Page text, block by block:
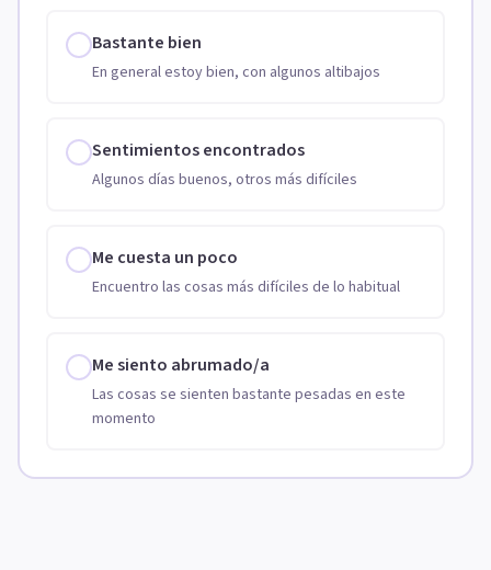
Bastante bien
En general estoy bien, con algunos altibajos
Sentimientos encontrados
Algunos días buenos, otros más difíciles
Me cuesta un poco
Encuentro las cosas más difíciles de lo habitual
Me siento abrumado/a
Las cosas se sienten bastante pesadas en este
momento